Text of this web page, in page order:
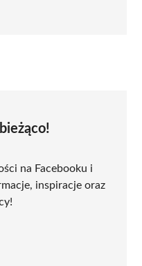
na Facebooku i
inspiracje oraz